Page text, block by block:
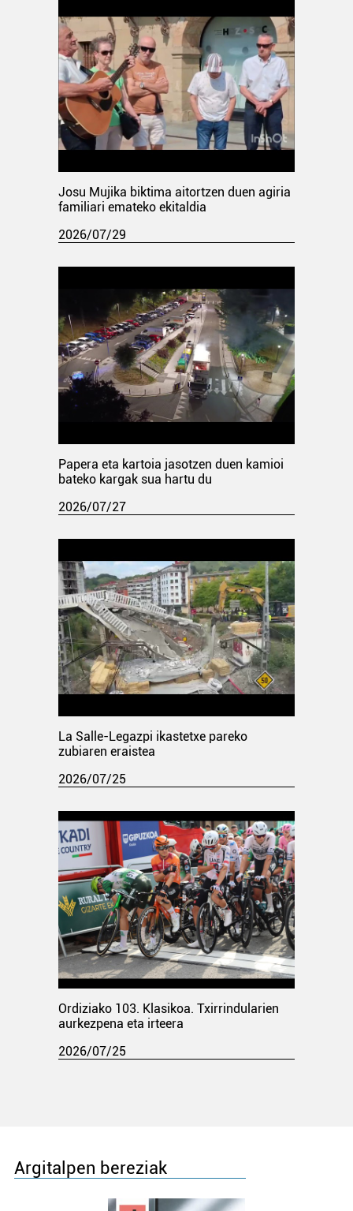
Josu Mujika biktima aitortzen duen agiria
familiari emateko ekitaldia
2026/07/29
Papera eta kartoia jasotzen duen kamioi
bateko kargak sua hartu du
2026/07/27
La Salle-Legazpi ikastetxe pareko
zubiaren eraistea
2026/07/25
Ordiziako 103. Klasikoa. Txirrindularien
aurkezpena eta irteera
2026/07/25
Argitalpen bereziak